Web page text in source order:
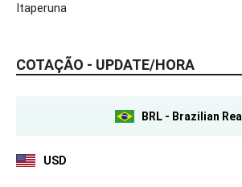
Itaperuna
COTAÇÃO - UPDATE/HORA
BRL - Brazilian Real
USD